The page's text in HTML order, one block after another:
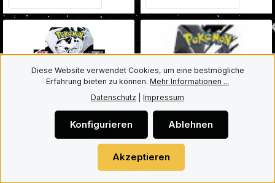
Diese Website verwendet Cookies, um eine bestmögliche
Erfahrung bieten zu können. Mehr Informationen ...
Datenschutz
Impressum
Ablehnen
Konfigurieren
Akzeptieren